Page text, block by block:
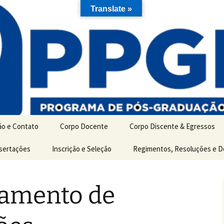
e Contato Corpo Docente Corpo Discente & Egressos
Discentes de Mestrado
Inscrição e Seleção Regimentos, Resoluções e
de
Translate »